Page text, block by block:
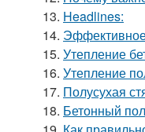
13. Headlines:
14. Эффективное
15. Утепление
16. Утепление
17. Полусухая
18. Бетонный